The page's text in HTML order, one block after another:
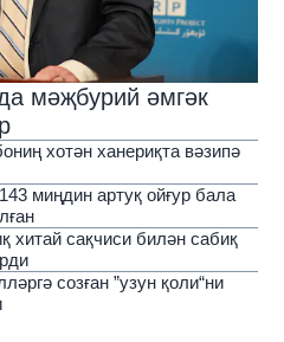
мәҗбурий әмгәк
хотән ханериқта вәзипә
миңдин артуқ ойғур бала
хитай сақчиси билән сабиқ
созған ”узун қоли“ни